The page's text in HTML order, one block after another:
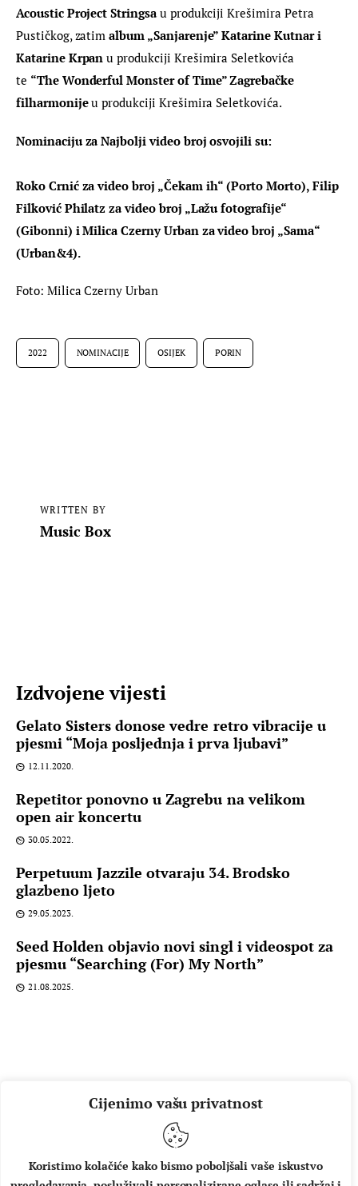
Cijenimo vašu privatnost
Koristimo kolačiće kako bismo poboljšali vaše iskustvo
Acoustic Project Stringsa u produkciji Krešimira Petra
Pustičkog, zatim album „Sanjarenje” Katarine Kutnar i
Katarine Krpan u produkciji Krešimira Seletkovića
te “The Wonderful Monster of Time” Zagrebačke
filharmonije u produkciji Krešimira Seletkovića.
Nominaciju za Najbolji video broj osvojili su:
Roko Crnić za video broj „Čekam ih“ (Porto Morto), Filip
Filković Philatz za video broj „Lažu fotografije“
(Gibonni) i Milica Czerny Urban za video broj „Sama“
(Urban&4).
Foto: Milica Czerny Urban
2022 NOMINACIJE OSIJEK PORIN
WRITTEN BY
Music Box
Izdvojene vijesti
Gelato Sisters donose vedre retro vibracije u
pjesmi “Moja posljednja i prva ljubavi”
12.11.2020.
Repetitor ponovno u Zagrebu na velikom
open air koncertu
30.05.2022.
Perpetuum Jazzile otvaraju 34. Brodsko
glazbeno ljeto
29.05.2023.
Seed Holden objavio novi singl i videospot za
pjesmu “Searching (For) My North”
21.08.2025.